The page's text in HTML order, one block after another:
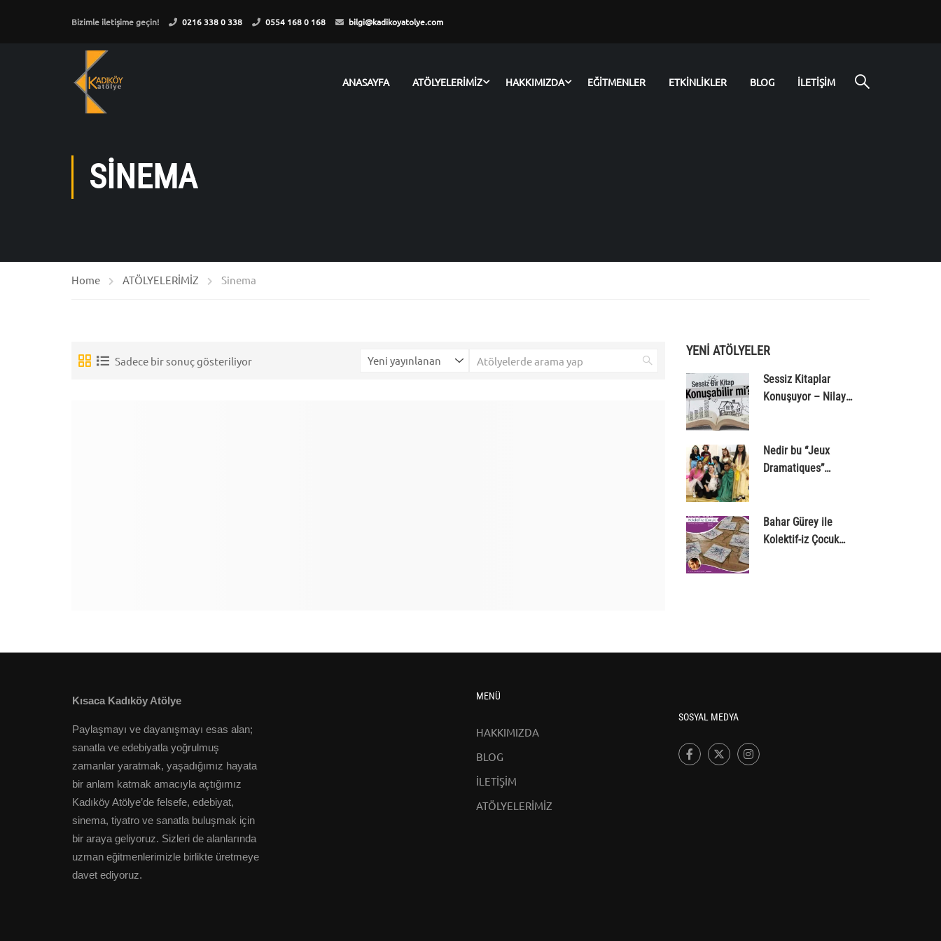
Bizimle iletişime geçin! 0216 338 0 338 0554 168 0 168 bilgi@kadikoyatolye.com
ANASAYFA ATÖLYELERİMİZ HAKKIMIZDA EĞİTMENLER ETKİNLİKLER BLOG İLETİŞİM
SINEMA
Home ATÖLYELERİMİZ Sinema
Sadece bir sonuç gösteriliyor
YENİ ATÖLYELER
Sessiz Kitaplar
Konuşuyor – Nilay
Nedir bu “Jeux
Dramatiques”
Bahar Gürey ile
Kolektif-iz Çocuk
Kısaca Kadıköy Atölye
Paylaşmayı ve dayanışmayı esas alan;
sanatla ve edebiyatla yoğrulmuş
zamanlar yaratmak, yaşadığımız hayata
bir anlam katmak amacıyla açtığımız
Kadıköy Atölye’de felsefe, edebiyat,
sinema, tiyatro ve sanatla buluşmak için
bir araya geliyoruz. Sizleri de alanlarında
uzman eğitmenlerimizle birlikte üretmeye
davet ediyoruz.
MENÜ
HAKKIMIZDA
BLOG
İLETİŞİM
ATÖLYELERİMİZ
SOSYAL MEDYA